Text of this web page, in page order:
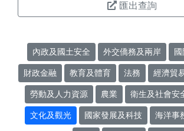
匯出查詢
內政及國土安全 外交僑務及兩岸
財政金融 教育及體育 法務 經濟貿
勞動及人力資源 農業 衛生及社會安
文化及觀光 國家發展及科技 海洋事